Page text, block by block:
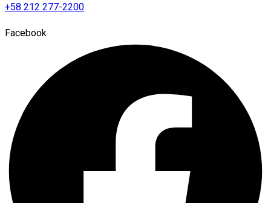
+58 212 277-2200
Facebook